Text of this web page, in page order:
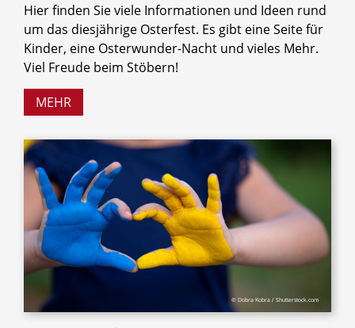
Hier finden Sie viele Informationen und Ideen rund
um das diesjährige Osterfest. Es gibt eine Seite für
Kinder, eine Osterwunder-Nacht und vieles Mehr.
Viel Freude beim Stöbern!
MEHR
© Dobra Kobra / Shutterstock.com